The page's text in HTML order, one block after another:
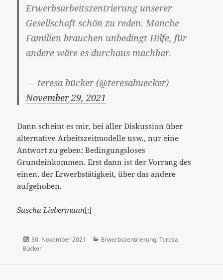
Erwerbsarbeitszentrierung unserer
Gesellschaft schön zu reden. Manche
Familien brauchen unbedingt Hilfe, für
andere wäre es durchaus machbar.
— teresa bücker (@teresabuecker)
November 29, 2021
Dann scheint es mir, bei aller Diskussion über
alternative Arbeitszeitmodelle usw., nur eine
Antwort zu geben: Bedingungsloses
Grundeinkommen. Erst dann ist der Vorrang des
einen, der Erwerbstätigkeit, über das andere
aufgehoben.
Sascha Liebermann[:]
Veröffentlicht
am
30. November 2021 Kategorien
Erwerbszentrierung, Teresa
Bücker